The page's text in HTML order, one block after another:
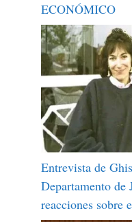
ECONÓMICO
Entrevista de
Departamento de
reacciones sobre